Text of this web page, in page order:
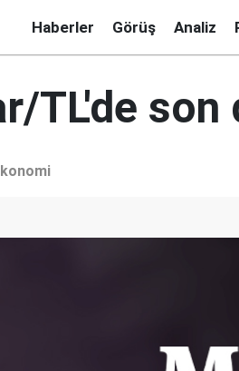
Haberler Görüş Analiz
TL'de son